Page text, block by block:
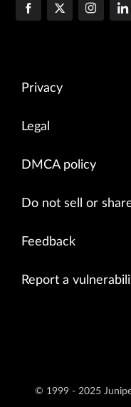
Privacy
Legal
DMCA policy
Do not sell or
Feedback
Report a
© 1999 - 2025